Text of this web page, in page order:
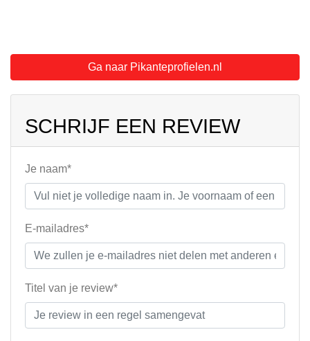
Ga naar Pikanteprofielen.nl
SCHRIJF EEN REVIEW
Je naam*
E-mailadres*
Titel van je review*